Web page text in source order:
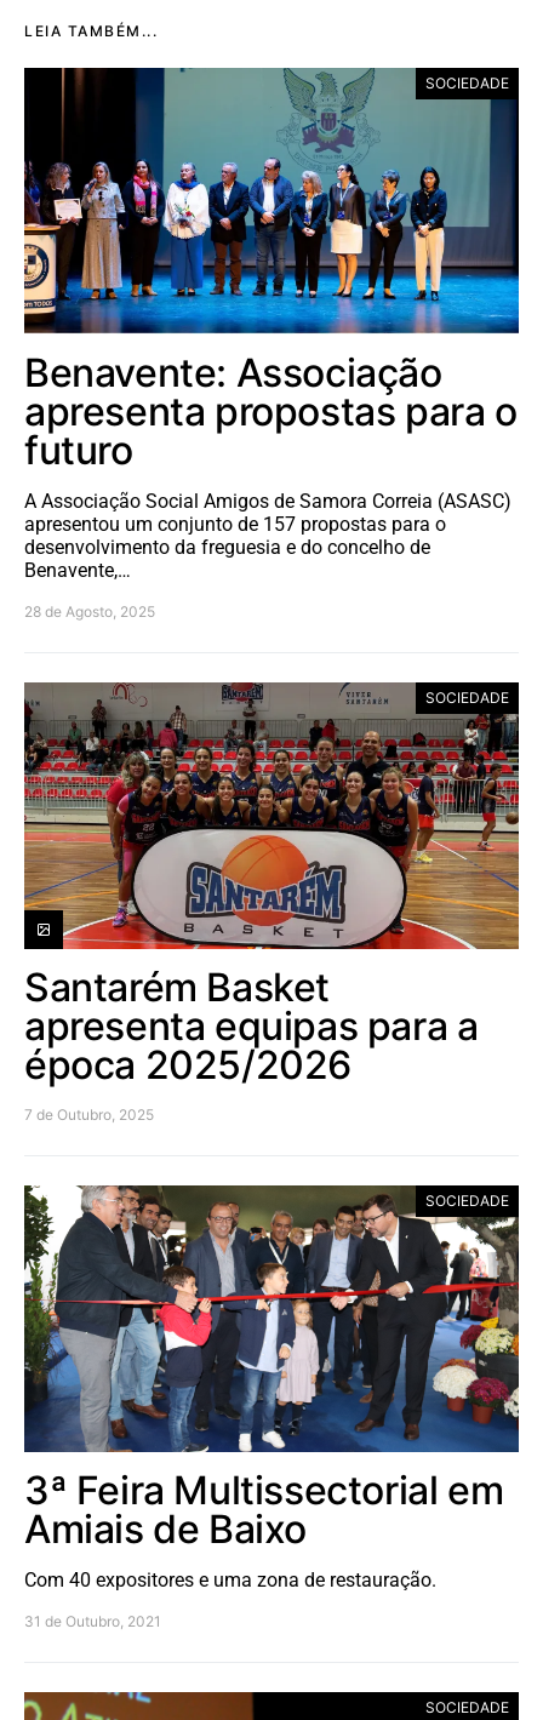
LEIA TAMBÉM...
SOCIEDADE
Benavente: Associação
apresenta propostas para o
futuro
A Associação Social Amigos de Samora Correia (ASASC)
apresentou um conjunto de 157 propostas para o
desenvolvimento da freguesia e do concelho de
Benavente,…
28 de Agosto, 2025
SOCIEDADE
Santarém Basket
apresenta equipas para a
época 2025/2026
7 de Outubro, 2025
SOCIEDADE
3ª Feira Multissectorial em
Amiais de Baixo
Com 40 expositores e uma zona de restauração.
31 de Outubro, 2021
SOCIEDADE